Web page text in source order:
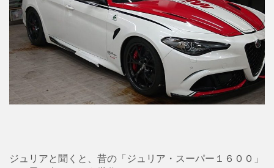
ジュリアと聞くと、昔の「ジュリア・スーパー１６００」